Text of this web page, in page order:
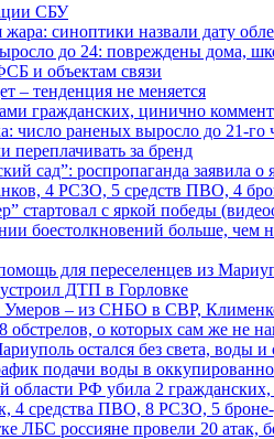
СБУ
синоптики назвали дату
до 24: повреждены дома,
и объектам связи
– тенденция не меняется
гражданских, цинично
число раненых выросло до 21-го
переплачивать за бренд
сад”: роспропаганда заявила о
4 РСЗО, 5 средств ПВО, 4
стартовал с яркой победы
боестолкновений больше, чем
для переселенцев из
ДТП в Горловке
Умеров – из СНБО в СВР,
обстрелов, о которых сам же не
остался без света, воды и
подачи воды в
области РФ убила 2
средства ПВО, 8 РСЗО, 5 броне-
ЛБС россияне провели 20 атак,